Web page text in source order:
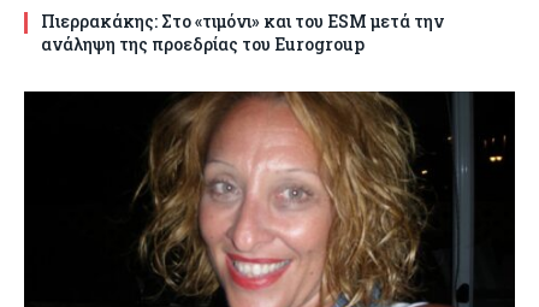
Πιερρακάκης: Στο «τιμόνι» και του ESM μετά την
ανάληψη της προεδρίας του Eurogroup